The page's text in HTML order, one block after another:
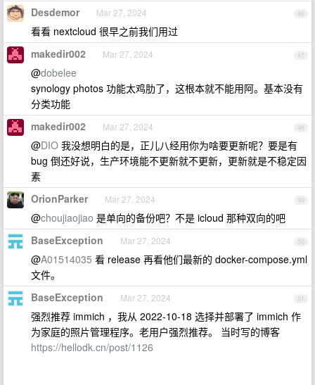
46
Desdemor Mar 27, 2024
看看 nextcloud 很早之前我们用过
47
makedir002 Mar 27, 2024
@dobelee
synology photos 功能太鸡肋了，这根本就不能用阿。基本没有
分类功能
48
makedir002 Mar 27, 2024
@DIO 我没想明白的是，正儿八经用你为啥要更新呢？要是有
bug 倒还好说，生产环境能不更新就不更新，更新就是不稳定因
素
49
OrionParker Mar 27, 2024
@choujiaojiao 是单向的备份吧？不是 icloud 那种双向的吧
50
BaseException Mar 27, 2024
@A01514035 看 release 再看他们最新的 docker-compose.yml
文件。
51
BaseException Mar 27, 2024
强烈推荐 immich ，我从 2022-10-18 选择并部署了 immich 作
为家庭的照片管理程序。老用户强烈推荐。 当时写的博客
https://hellodk.cn/post/1126